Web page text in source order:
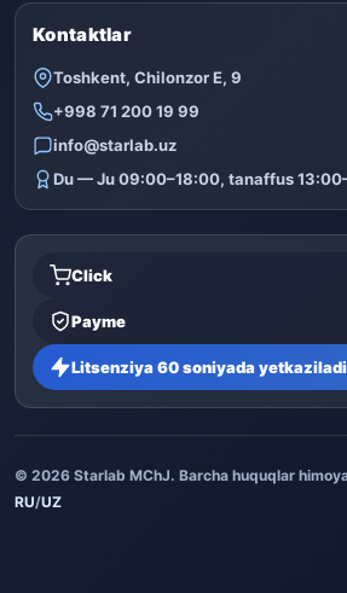
Kontaktlar
Toshkent, Chilonzor E, 9
+998 71 200 19 99
info@starlab.uz
Du — Ju 09:00–18:00, tanaffus
Click
Payme
Litsenziya 60 soniyada yetkaziladi
© 2026 Starlab MChJ. Barcha huquqlar
RU/UZ